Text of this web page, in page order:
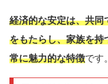
経済的な安定は、共同
をもたらし、家族を持
常に魅力的な特徴です。